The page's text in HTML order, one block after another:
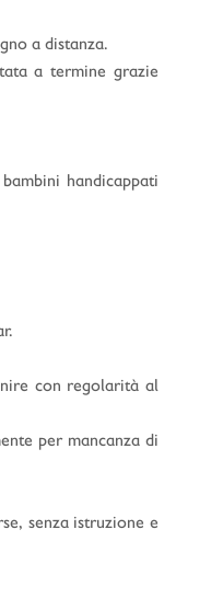
a distanza.
a termine grazie
handicappati
con regolarità al
per mancanza di
senza istruzione e